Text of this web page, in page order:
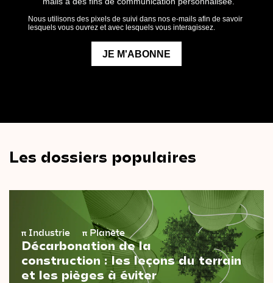
Les dossiers populaires
π Industrie π Planète
Décarbonation de la
construction : les leçons du terrain
et les pièges à éviter